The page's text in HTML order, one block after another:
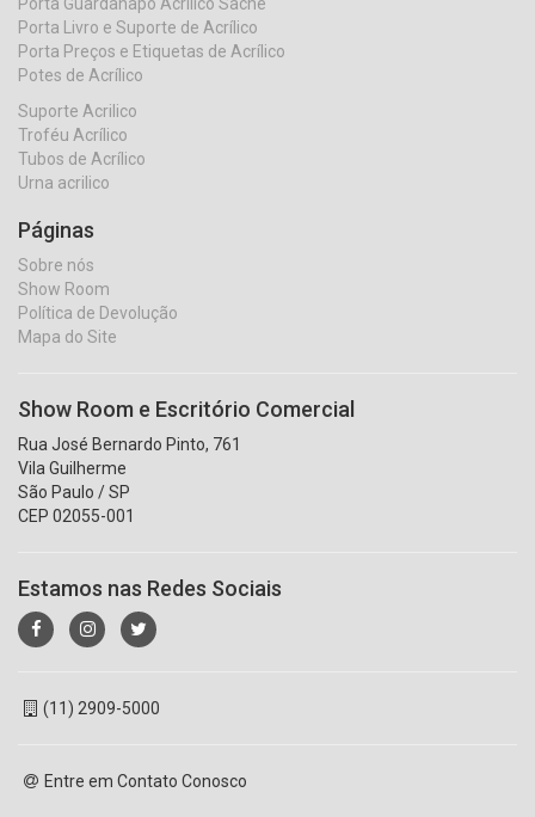
Porta Livro e Suporte de Acrílico
Porta Preços e Etiquetas de Acrílico
Potes de Acrílico
Suporte Acrilico
Troféu Acrílico
Tubos de Acrílico
Urna acrilico
Páginas
Sobre nós
Show Room
Política de Devolução
Mapa do Site
Show Room e Escritório Comercial
Rua José Bernardo Pinto, 761
Vila Guilherme
São Paulo / SP
CEP 02055-001
Estamos nas Redes Sociais
(11) 2909-5000
Entre em Contato Conosco